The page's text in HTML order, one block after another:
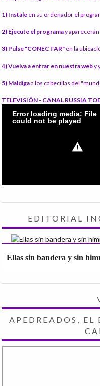
1) Instale en su ordenador el
2) Ejecute el programay
3) Pulse "CONECTAR" en la
4) Vuelva a entrar en nuestra weby
5) Maldigaa los cabecillas del
TELEVISIÓN - CANAL RUSSIA
EDITORIAL
Ellas sin bandera y sin
APEDREADOS,